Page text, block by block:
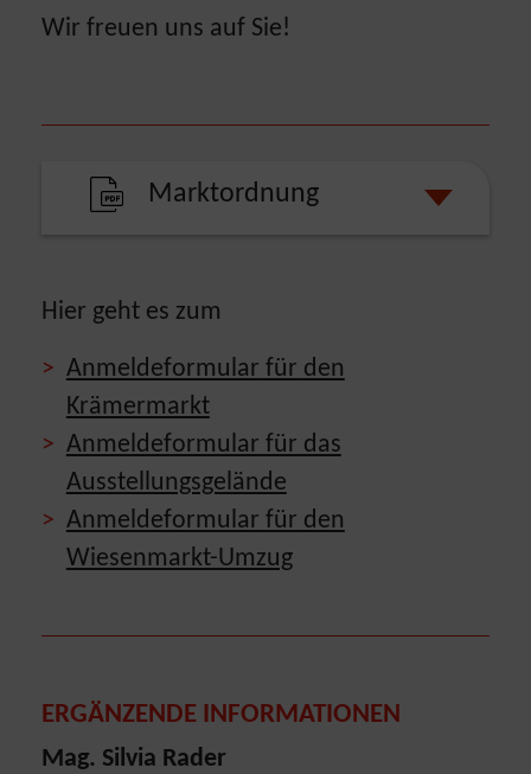
Wir freuen uns auf Sie!
Marktordnung
Hier geht es zum
Anmeldeformular für den
Krämermarkt
Anmeldeformular für das
Ausstellungsgelände
Anmeldeformular für den
Wiesenmarkt-Umzug
ERGÄNZENDE INFORMATIONEN
Mag. Silvia Rader